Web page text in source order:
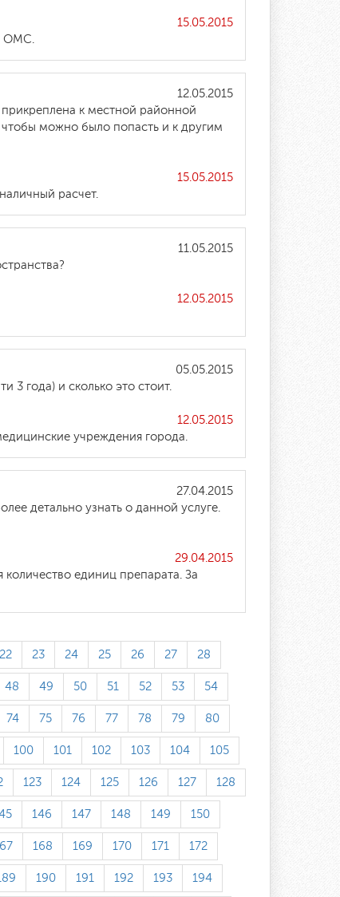
15.05.2015
ОМС.
12.05.2015
к местной районной
чтобы можно было попасть и к другим
15.05.2015
расчет.
11.05.2015
12.05.2015
05.05.2015
3 года) и сколько это стоит.
12.05.2015
учреждения города.
27.04.2015
детально узнать о данной услуге.
29.04.2015
единиц препарата. За
22 23 24 25 26 27 28
48 49 50 51 52 53 54
74 75 76 77 78 79 80
100 101 102 103 104 105
123 124 125 126 127 128
146 147 148 149 150
168 169 170 171 172
190 191 192 193 194